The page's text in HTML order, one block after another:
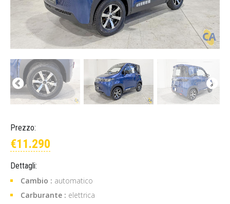
Prezzo:
€11.290
Dettagli:
Cambio : automatico
Carburante : elettrica